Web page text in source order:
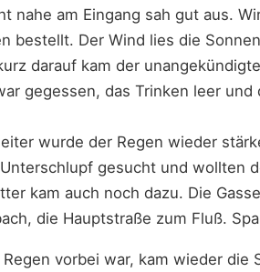
nahe am Eingang sah gut aus.
bestellt. Der Wind lies die
darauf kam der
gegessen, das Trinken leer
wurde der Regen wieder
gesucht und wollten
kam auch noch dazu. Die
die Hauptstraße zum Fluß.
vorbei war, kam wieder